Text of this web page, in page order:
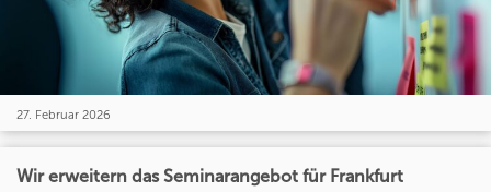
27. Februar 2026
Wir erweitern das Seminarangebot für Frankfurt